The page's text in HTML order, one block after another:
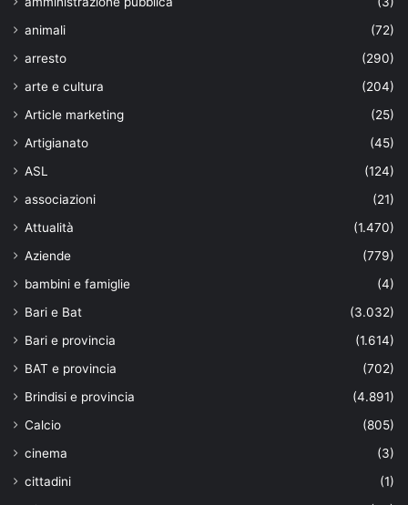
animali
(72)
arresto
(290)
arte e cultura
(204)
Article marketing
(25)
Artigianato
(45)
ASL
(124)
associazioni
(21)
Attualità
(1.470)
Aziende
(779)
bambini e famiglie
(4)
Bari e Bat
(3.032)
Bari e provincia
(1.614)
BAT e provincia
(702)
Brindisi e provincia
(4.891)
Calcio
(805)
cinema
(3)
cittadini
(1)